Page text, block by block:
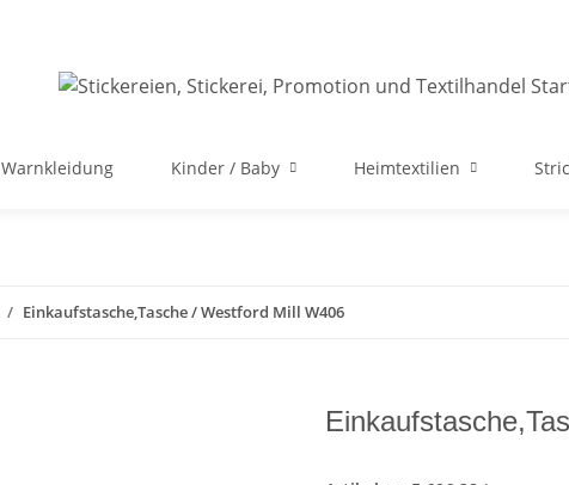
Warnkleidung Kinder / Baby Heimtextilien
Einkaufstasche,Tasche / Westford Mill W406